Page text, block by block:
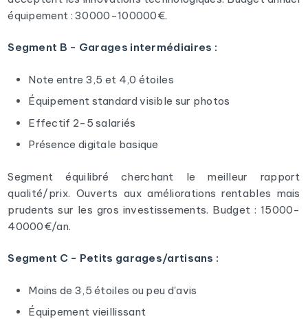
équipement : 30000-100000€.
Segment B - Garages intermédiaires :
Note entre 3,5 et 4,0 étoiles
Équipement standard visible sur photos
Effectif 2-5 salariés
Présence digitale basique
Segment équilibré cherchant le meilleur rapport
qualité/prix. Ouverts aux améliorations rentables mais
prudents sur les gros investissements. Budget : 15000-
40000€/an.
Segment C - Petits garages/artisans :
Moins de 3,5 étoiles ou peu d'avis
Équipement vieillissant